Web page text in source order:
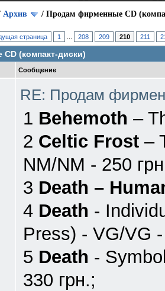
Архив / Продам фирменные CD
страница 1 208 209 210 211
(компакт-диски)
Сообщение
RE: Продам
1 Behemoth ‎–
2 Celtic Frost –
NM/NM - 250
3 Death –
4 Death -
Press) - VG/VG
5 Death -
330 грн.;